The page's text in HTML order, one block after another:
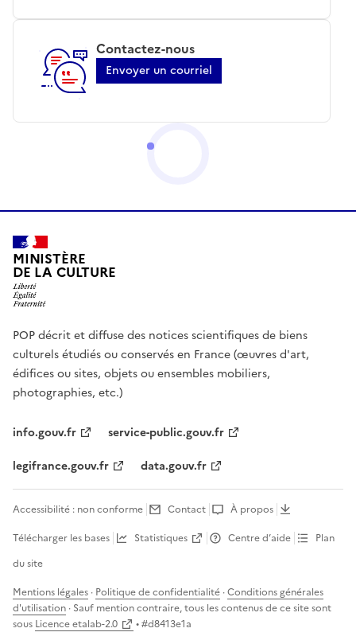
Contactez-nous
Envoyer un courriel
MINISTÈRE
DE LA CULTURE
POP décrit et diffuse des notices scientifiques de biens
culturels étudiés ou conservés en France (œuvres d'art,
édifices ou sites, objets ou ensembles mobiliers,
photographies, etc.)
info.gouv.fr
service-public.gouv.fr
legifrance.gouv.fr
data.gouv.fr
Accessibilité : non conforme Contact
À propos
Télécharger les bases
Statistiques Centre d’aide
Plan
du site
Mentions légales · Politique de confidentialité ·Conditions générales
d'utilisation · Sauf mention contraire, tous les contenus de ce site sont
sous Licence etalab-2.0 • #d8413e1a